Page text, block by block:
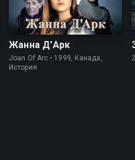
Жанна Д'Арк
Joan Of Arc • 1999, Канада,
История